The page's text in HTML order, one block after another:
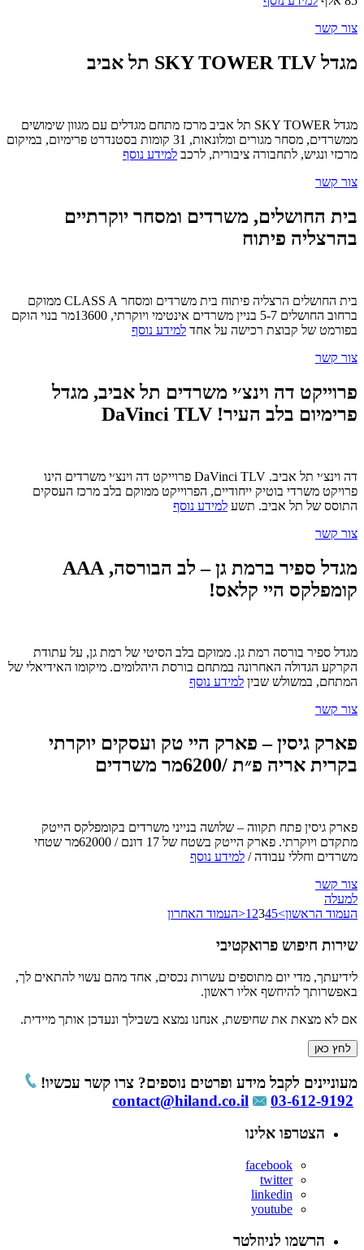
צור קשר
מגדל SKY TOWER TLV תל אביב
מגדל SKY TOWER תל אביב מרכז מתחם מגדלים עם מגוון שימושים
ממשרדים, מסחר מגורים ומלונאות, 31 קומות בסטנדרט פרימיום, במיקום
מרכזי ונגיש, לתחבורה ציבורית, לרכב למידע נוסף
צור קשר
בית החושלים, משרדים ומסחר יוקרתיים
בהרצליה פיתוח
בית החושלים הרצליה פיתוח בית משרדים ומסחר CLASS A ממוקם
ברחוב החושלים 5-7 בניין משרדים אינטימי ויוקרתי, 13600מר בנוי הוקם
בפורמט של קבוצת רכישה על אחד למידע נוסף
צור קשר
פרוייקט דה וינצ׳י משרדים תל אביב, מגדל
פרימיום בלב העיר! DaVinci TLV
דה וינצ׳י תל אביב. DaVinci TLV פרוייקט דה וינצ׳י משרדים הינו
פרויקט משרדי בוטיק ייחודיים, הפרוייקט ממוקם בלב מרכז העסקים
התוסס של תל אביב. תשע למידע נוסף
צור קשר
מגדל ספיר ברמת גן – לב הבורסה, AAA
קומפלקס היי קלאס!
מגדל ספיר בורסה רמת גן. ממוקם בלב הסיטי של רמת גן, על עתודת
הקרקע הגדולה האחרונה במתחם בורסת היהלומים. מיקומו האידיאלי של
המתחם, במשולש שבין למידע נוסף
צור קשר
פארק גיסין – פארק היי טק ועסקים יוקרתי
בקרית אריה פ״ת /6200מר משרדים
פארק גיסין פתח תקווה – שלושה בנייני משרדים בקומפלקס הייטק
מתקדם ויוקרתי. פארק הייטק בשטח של 17 דונם / 62000מר שטחי
משרדים וחללי עבודה / למידע נוסף
צור קשר
למעלה
העמוד הראשון>
1 2345
<העמוד האחרון
שירות חיפוש פרואקטיבי
לידיעתך, מדי יום מתוספים עשרות נכסים, אחד מהם עשוי להתאים לך,
באפשרותך להיחשף אליו ראשון.
אם לא מצאת את שחיפשת, אנחנו נמצא בשבילך ונעדכן אותך מיידית.
לחץ כאן
מעוניינים לקבל מידע ופרטים נוספים? צרו קשר עכשיו!
contact@hiland.co.il
03-612-9192
הצטרפו אלינו
facebook
twitter
linkedin
youtube
הרשמו לניוזלטר